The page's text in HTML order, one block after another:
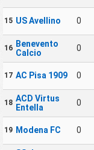
15 US Avellino 0
16 Benevento
Calcio
0
17 AC Pisa 1909 0
18 ACD Virtus
Entella
0
19 Modena FC 0